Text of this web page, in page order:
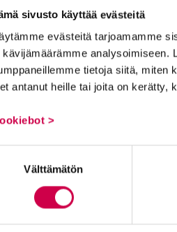
sivusto käyttää evästeitä
evästeitä tarjoamamme
kävijämäärämme analysoimiseen.
tietoja siitä, miten
antanut heille tai joita on kerätty,
>
Välttämätön